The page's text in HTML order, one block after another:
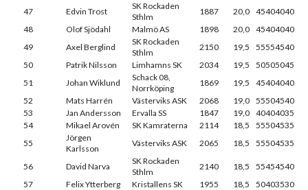
47 Edvin Trost
SK Rockaden
Sthlm
1887 20,0 45404040
48
Olof Sjödahl Malmö AS 1898 20,0 45404040
49
Axel Berglind
SK Rockaden
Sthlm
2150 19,5
55554540
50
Patrik Nilsson Limhamns SK 2034 19,5
50505045
51
Johan Wiklund
Schack 08,
Norrköping
1869 19,5
45404040
52
Mats Harrén Västerviks ASK 2068 19,0 55504540
53
Jan Andersson Ervalla SS 1847 19,0 40404035
54
Mikael Arovén SK Kamraterna 2114 18,5
55504535
55
Jörgen
Karlsson
Västerviks ASK 2065 18,5 55504535
56 David Narva
SK Rockaden
Sthlm
2140 18,5
55454540
57
Felix Ytterberg Kristallens SK 1955 18,5
50403530